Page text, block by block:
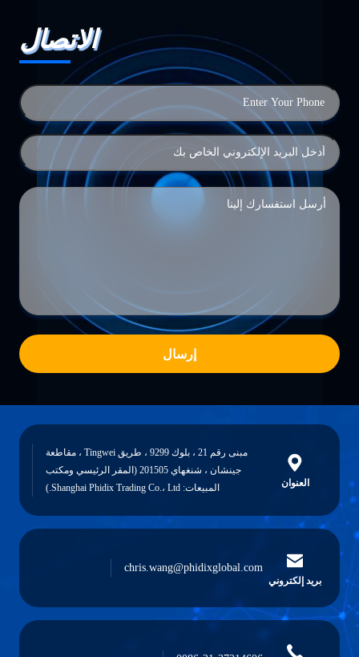
الاتصال
إرسال
العنوان
مبنى رقم 21 ، بلوك 9299 ، طريق Tingwei ، مقاطعة
جينشان ، شنغهاي 201505 (المقر الرئيسي ومكتب
المبيعات: Shanghai Phidix Trading Co.، Ltd.)
بريد إلكتروني
chris.wang@phidixglobal.com